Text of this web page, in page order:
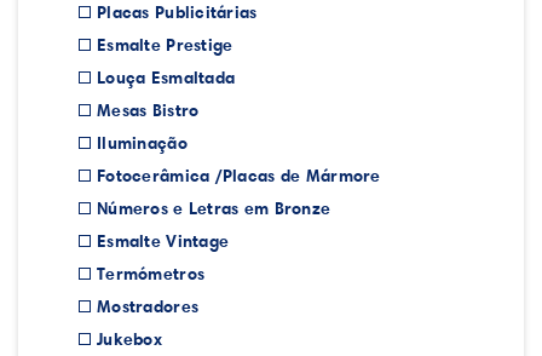
Placas Publicitárias
Esmalte Prestige
Louça Esmaltada
Mesas Bistro
Iluminação
Fotocerâmica /Placas de Mármore
Números e Letras em Bronze
Esmalte Vintage
Termómetros
Mostradores
Jukebox